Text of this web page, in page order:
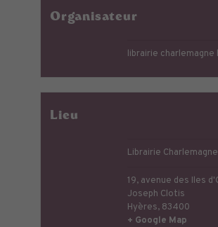
Organisateur
librairie charlemagne
Lieu
Librairie
19, avenue des Iles
Joseph Clotis
Hyères, 83400
+ Google Map